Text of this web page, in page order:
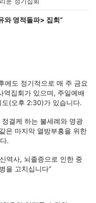
와 영적돌파> 집회”
에도 정기적으로 매 주 금요
집회가 있으며, 주일예배
(오후 2:30)가 있습니다.
결케 하는 불세례와 영광
은 마지막 열방부흥을 위한
.
역사, 뇌졸증으로 인한 중
을 고치십니다”